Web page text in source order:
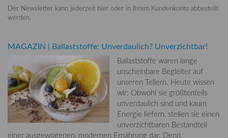
Der Newsletter kann jederzeit hier oder in Ihrem Kundenkonto abbestellt
werden.
MAGAZIN | Ballaststoffe: Unverdaulich? Unverzichtbar!
Ballaststoffe waren lange
unscheinbare Begleiter auf
unseren Tellern. Heute wissen
wir: Obwohl sie größtenteils
unverdaulich sind und kaum
Energie liefern, stellen sie einen
unverzichtbaren Bestandteil
einer ausgewogenen, modernen Ernährung dar. Denn